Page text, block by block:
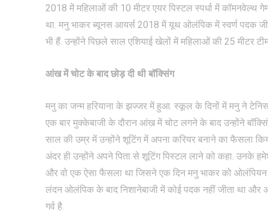
2018 में महिलाओं की 10 मीटर एयर पिस्टल स्पर्धा में कॉमनवेल्थ
था. मनु भाकर ब्यूनस आयर्स 2018 में यूथ ओलंपिक में स्वर्ण पदक
भी हैं. उन्होंने पिछले साल एशियाई खेलों में महिलाओं की 25 मीटर
आंख में चोट के बाद छोड़ दी थी बॉक्सिंग
मनु का जन्म हरियाना के झज्जर में हुआ. स्कूल के दिनों में मनु ने
एक बार मुक्केबाजी के दौरान आंख में चोट लगने के बाद उन्होंने
साल की उम्र में उन्होंने शूटिंग में अपना करियर बनाने का फैसला
अंदर ही उन्होंने अपने पिता से शूटिंग पिस्टल लाने को कहा. उनके
और वो एक ऐसा फैसला था जिसने एक दिन मनु भाकर को ओलंपियन
लंदन ओलंपिक के बाद निशानेबाजी में कोई पदक नहीं जीता था
गर्व है.